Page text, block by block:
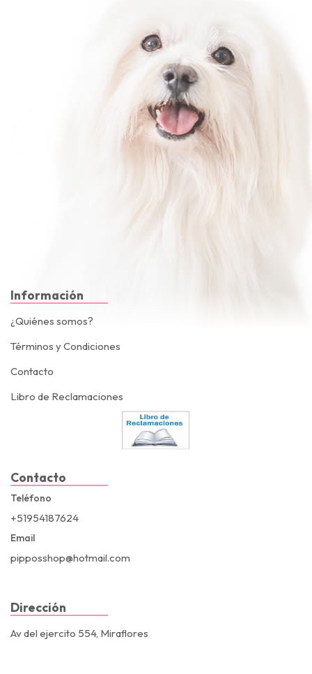
Información
¿Quiénes somos?
Términos y Condiciones
Contacto
Libro de Reclamaciones
Contacto
Teléfono
+51954187624
Email
pipposshop@hotmail.com
Dirección
Av del ejercito 554, Miraflores